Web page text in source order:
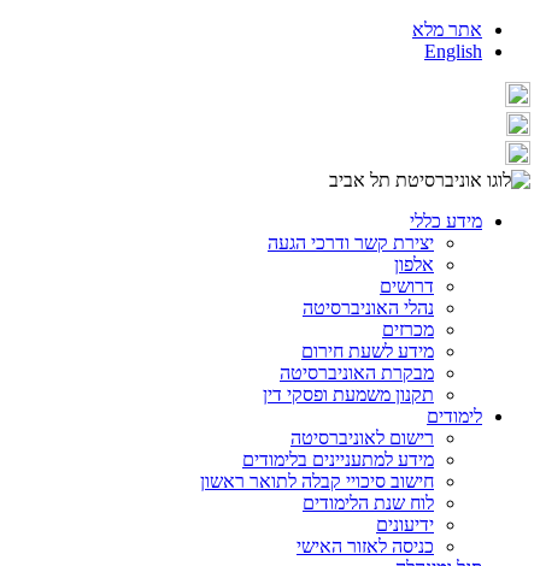
אתר מלא
English
מידע כללי
יצירת קשר ודרכי הגעה
אלפון
דרושים
נהלי האוניברסיטה
מכרזים
מידע לשעת חירום
מבקרת האוניברסיטה
תקנון משמעת ופסקי דין
לימודים
רישום לאוניברסיטה
מידע למתעניינים בלימודים
חישוב סיכויי קבלה לתואר ראשון
לוח שנת הלימודים
ידיעונים
כניסה לאזור האישי